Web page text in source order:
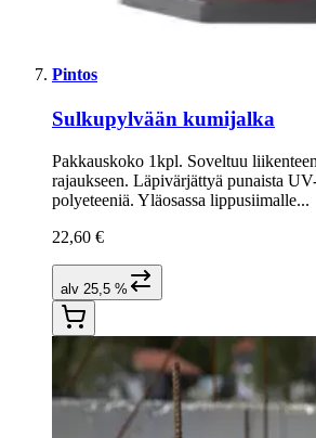
Pintos
Sulkupylvään kumijalka
Pakkauskoko 1kpl. Soveltuu
rajaukseen. Läpivärjättyä punaista
polyeteeniä. Yläosassa lippusiimalle...
22,60 €
alv 25,5 %